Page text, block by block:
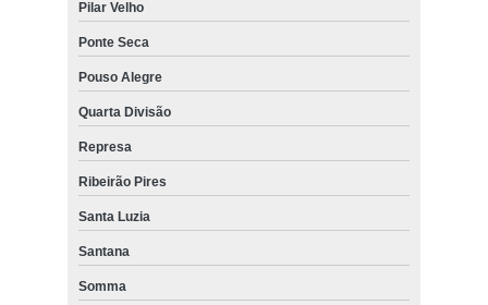
Pilar Velho
Ponte Seca
Pouso Alegre
Quarta Divisão
Represa
Ribeirão Pires
Santa Luzia
Santana
Somma